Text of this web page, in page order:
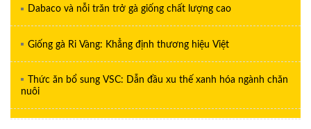
Dabaco và nỗi trăn trở gà giống chất lượng cao
Giống gà Ri Vàng: Khẳng định thương hiệu Việt
Thức ăn bổ sung VSC: Dẫn đầu xu thế xanh hóa ngành chăn
nuôi